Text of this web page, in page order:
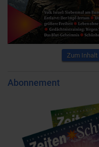
Zum Inhalt
Abonnement